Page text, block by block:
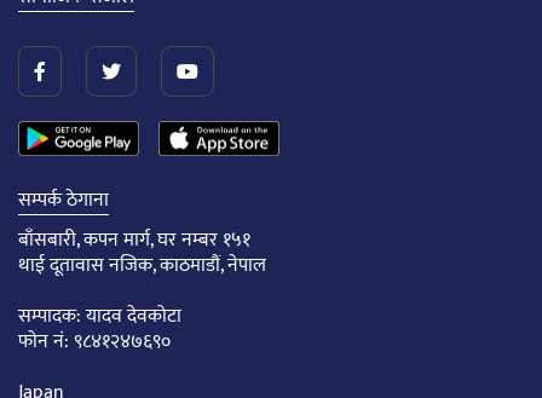
सम्पर्क ठेगाना
बाँसबारी, कपन मार्ग, घर नम्बर १५१
थाई दूतावास नजिक, काठमाडौं, नेपाल
सम्पादक: यादव देवकोटा
फोन नं: ९८४१२४७६९०